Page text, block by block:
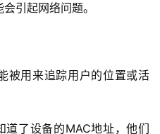
引起网络问题。
被用来追踪用户的位置或活
道了设备的MAC地址，他们